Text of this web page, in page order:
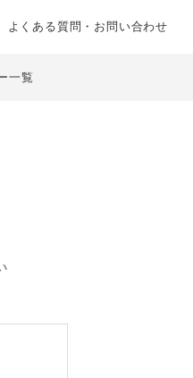
よくある質問・お問い合わせ
一覧